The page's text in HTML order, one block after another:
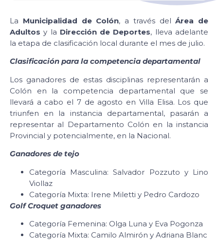
La Municipalidad de Colón, a través delÁrea de
Adultos y la Dirección de Deportes, lleva adelante
la etapa de clasificación local durante el mes de julio.
Clasificación para la competencia departamental
Los ganadores de estas disciplinas representarán a
Colón en la competencia departamental que se
llevará a cabo el 7 de agosto en Villa Elisa. Los que
triunfen en la instancia departamental, pasarán a
representar al Departamento Colón en la instancia
Provincial y potencialmente, en la Nacional.
Ganadores de tejo
Categoría Masculina: Salvador Pozzuto y Lino
Viollaz
Categoría Mixta: Irene Miletti y Pedro Cardozo
Golf Croquet ganadores
Categoría Femenina: Olga Luna y Eva Pogonza
Categoría Mixta: Camilo Almirón y Adriana Blanc